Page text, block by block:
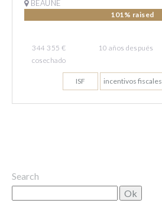
BEAUNE
101% raised
344 355 €
cosechado
10 años después
ISF incentivos fiscales
Search